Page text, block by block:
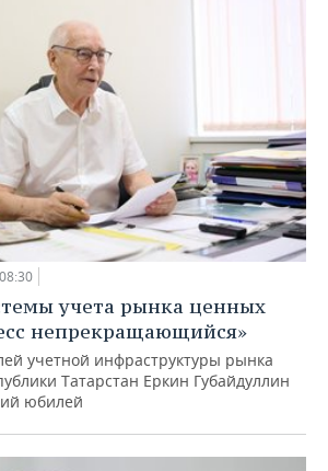
учета рынка ценных
непрекращающийся»
учетной инфраструктуры рынка
Татарстан Еркин Губайдуллин
юбилей